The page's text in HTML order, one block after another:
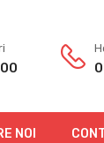
NOI